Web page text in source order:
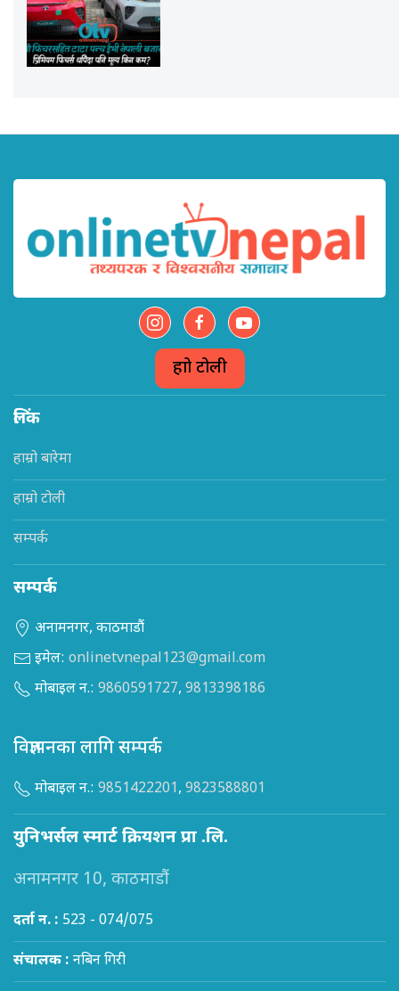
हाम्रो टोली
लिंक
हाम्रो बारेमा
हाम्रो टोली
सम्पर्क
सम्पर्क
अनामनगर, काठमाडौं
इमेल: onlinetvnepal123@gmail.com
मोबाइल न.: 9860591727, 9813398186
विज्ञापनका लागि सम्पर्क
मोबाइल न.: 9851422201, 9823588801
युनिभर्सल स्मार्ट क्रियशन प्रा .लि.
अनामनगर 10, काठमाडौं
दर्ता न. : 523 - 074/075
संचालक : नबिन गिरी